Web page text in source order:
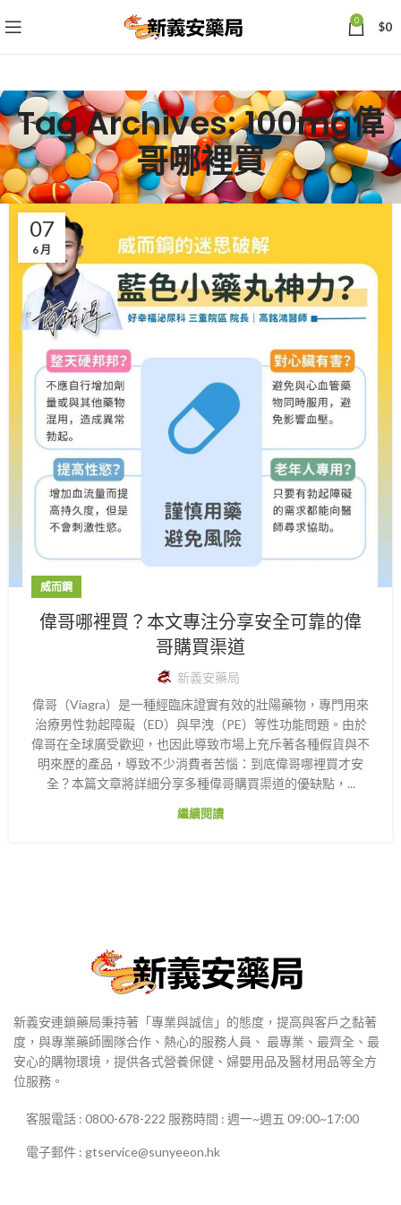
0 $0
Tag Archives: 100mg偉
哥哪裡買
07
6 月
威而鋼
偉哥哪裡買？本文專注分享安全可靠的偉
哥購買渠道
新義安藥局
偉哥（Viagra）是一種經臨床證實有效的壯陽藥物，專門用來
治療男性勃起障礙（ED）與早洩（PE）等性功能問題。由於
偉哥在全球廣受歡迎，也因此導致市場上充斥著各種假貨與不
明來歷的產品，導致不少消費者苦惱：到底偉哥哪裡買才安
全？本篇文章將詳細分享多種偉哥購買渠道的優缺點，...
繼續閱讀
新義安連鎖藥局秉持著「專業與誠信」的態度，提高與客戶之黏著
度，與專業藥師團隊合作、熱心的服務人員、 最專業、最齊全、最
安心的購物環境，提供各式營養保健、婦嬰用品及醫材用品等全方
位服務。
客服電話 : 0800-678-222 服務時間 : 週一~週五 09:00~17:00
電子郵件 : gtservice@sunyeeon.hk